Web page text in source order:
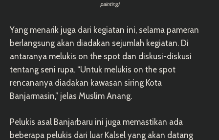
painting)
Yang menarik juga dari kegiatan ini, selama pameran
berlangsung akan diadakan sejumlah kegiatan. Di
antaranya melukis on the spot dan diskusi-diskusi
tentang seni rupa. “Untuk melukis on the spot
rencananya diadakan kawasan siring Kota
Banjarmasin,” jelas Muslim Anang.
Pelukis asal Banjarbaru ini juga memastikan ada
beberapa pelukis dari luar Kalsel yang akan datang